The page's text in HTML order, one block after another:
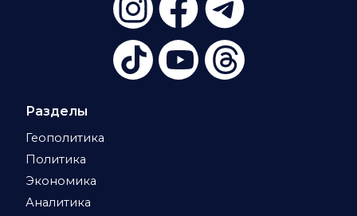
Разделы
Геополитика
Политика
Экономика
Аналитика